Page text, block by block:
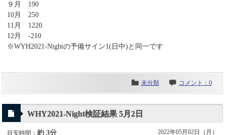
９月 190
10月 250
11月 1220
12月 -210
※WYH2021-Nightの予備サイン1(日中)と同一です
未分類 コメント：0
WHY2021-Night検証結果 5月2日
目安時間：約 3分 2022年05月02日（月）